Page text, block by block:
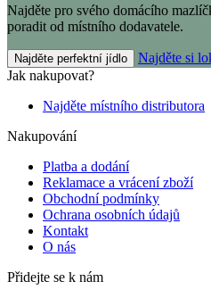
Najděte pro svého domácího
poradit od místního dodavatele.
Najděte perfektní jídlo
Najděte si
Jak nakupovat?
Najděte místního distributora
Nakupování
Platba a dodání
Reklamace a vrácení zboží
Obchodní podmínky
Ochrana osobních údajů
Kontakt
O nás
Přidejte se k nám